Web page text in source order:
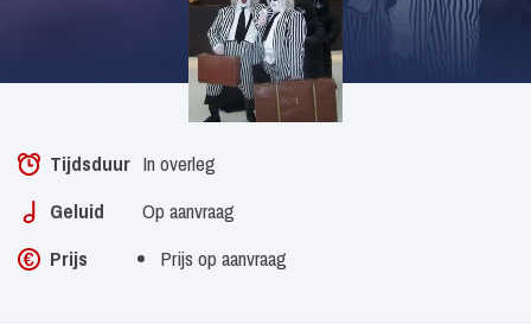
Tijdsduur In overleg
Geluid
Op aanvraag
Prijs
Prijs op aanvraag